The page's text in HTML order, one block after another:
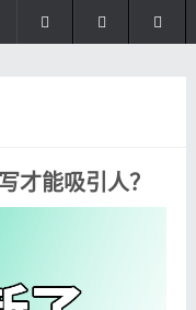
才能吸引人？